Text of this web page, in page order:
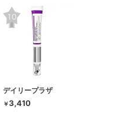
デイリープラザ
￥3,410